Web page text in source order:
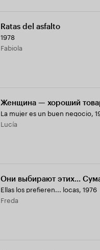
Ratas del asfalto
1978
Fabiola
Женщина — хороший
La mujer es un buen negocio,
Lucía
Они выбирают этих...
Ellas los prefieren... locas, 1976
Freda